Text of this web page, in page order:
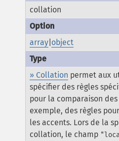
collation
array object
» Collation permet aux
spécifier des règles
pour la comparaison
exemple, des règles
les accents. Lors de la
collation, le champ